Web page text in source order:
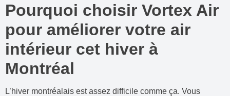
Pourquoi choisir Vortex Air
pour améliorer votre air
intérieur cet hiver à
Montréal
L’hiver montréalais est assez difficile comme ça. Vous